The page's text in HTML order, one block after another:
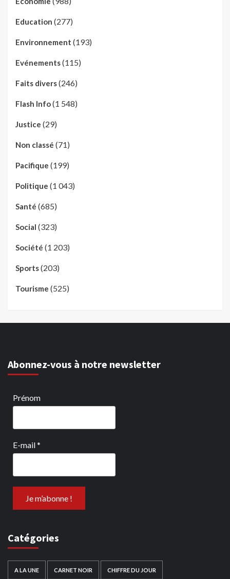
Education (277)
Environnement (193)
Evénements(115)
Faits divers(246)
Flash Info(1 548)
Justice (29)
Non classé (71)
Pacifique (199)
Politique (1 043)
Santé (685)
Social (323)
Société (1 203)
Sports(203)
Tourisme (525)
Abonnez-vous à notre newsletter
Prénom
E-mail*
Catégories
A LA UNE CARNET NOIR CHIFFRE DU JOUR